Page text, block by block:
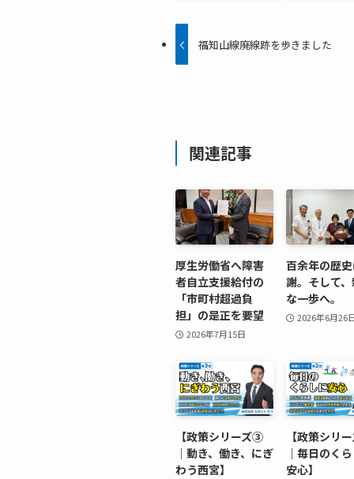
福知山線廃線跡を歩きました
関連記事
厚生労働省へ障害
者自立支援給付の
「市町村超過負
担」の是正を要望
2026年7月15日
百余年の歴
謝。そして
な一歩へ。
2026年6月26
【政策シリーズ③
｜動き、働き、にぎ
わう西宮】
【政策シリ
｜毎日のく
安心】